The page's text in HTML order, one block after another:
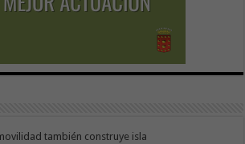
también construye isla